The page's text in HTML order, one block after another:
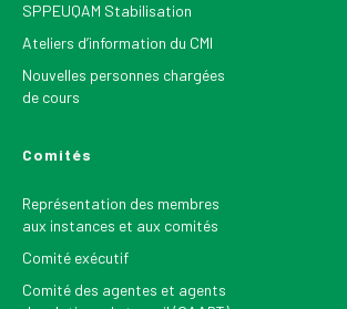
SPPEUQAM Stabilisation
Ateliers d’information du CMI
Nouvelles personnes chargées
de cours
Comités
Représentation des membres
aux instances et aux comités
Comité exécutif
Comité des agentes et agents